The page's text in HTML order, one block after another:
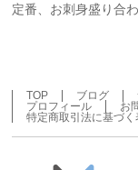
定番、お刺身盛り合
TOP ブログ
プロフィール
お
特定商取引法に基づ